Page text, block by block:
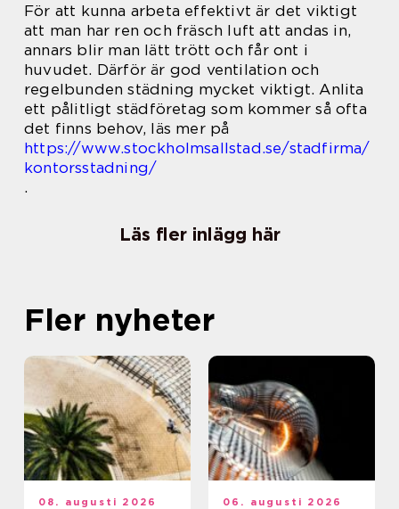
För att kunna arbeta effektivt är det viktigt
att man har ren och fräsch luft att andas in,
annars blir man lätt trött och får ont i
huvudet. Därför är god ventilation och
regelbunden städning mycket viktigt. Anlita
ett pålitligt städföretag som kommer så ofta
det finns behov, läs mer på
https://www.stockholmsallstad.se/stadfirma/
kontorsstadning/
.
Läs fler inlägg här
Fler nyheter
08. augusti 2026 06. augusti 2026